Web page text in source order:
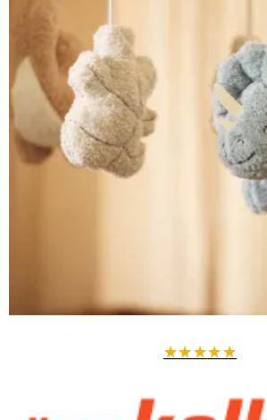
★★★★★